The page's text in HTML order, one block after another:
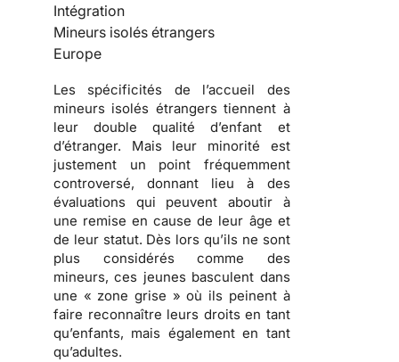
Intégration
Mineurs isolés étrangers
Europe
Les spécificités de l’accueil des
mineurs isolés étrangers tiennent à
leur double qualité d’enfant et
d’étranger. Mais leur minorité est
justement un point fréquemment
controversé, donnant lieu à des
évaluations qui peuvent aboutir à
une remise en cause de leur âge et
de leur statut. Dès lors qu’ils ne sont
plus considérés comme des
mineurs, ces jeunes basculent dans
une « zone grise » où ils peinent à
faire reconnaître leurs droits en tant
qu’enfants, mais également en tant
qu’adultes.